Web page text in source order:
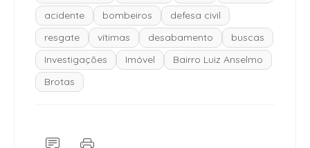
acidente
bombeiros
defesa civil
resgate
vítimas desabamento
buscas
Investigações
Imóvel
Bairro Luiz Anselmo
Brotas